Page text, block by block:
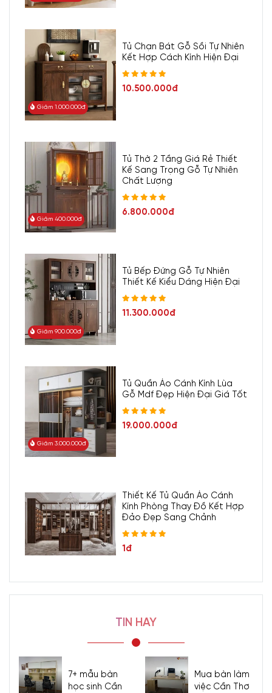
Giảm 1.000.000đ
Tủ Chạn Bát Gỗ Sồi Tự Nhiên
Kết Hợp Cách Kính Hiện Đại
10.500.000đ
Giảm 400.000đ
Tủ Thờ 2 Tầng Giá Rẻ Thiết
Kế Sang Trọng Gỗ Tự Nhiên
Chất Lượng
6.800.000đ
Giảm 900.000đ
Tủ Bếp Đứng Gỗ Tự Nhiên
Thiết Kế Kiểu Dáng Hiện Đại
11.300.000đ
Giảm 3.000.000đ
Tủ Quần Áo Cánh Kính Lùa
Gỗ Mdf Đẹp Hiện Đại Giá Tốt
19.000.000đ
Thiết Kế Tủ Quần Áo Cánh
Kính Phòng Thay Đồ Kết Hợp
Đảo Đẹp Sang Chảnh
1đ
TIN HAY
7+ mẫu bàn
học sinh Cần
Mua bàn làm
việc Cần Thơ